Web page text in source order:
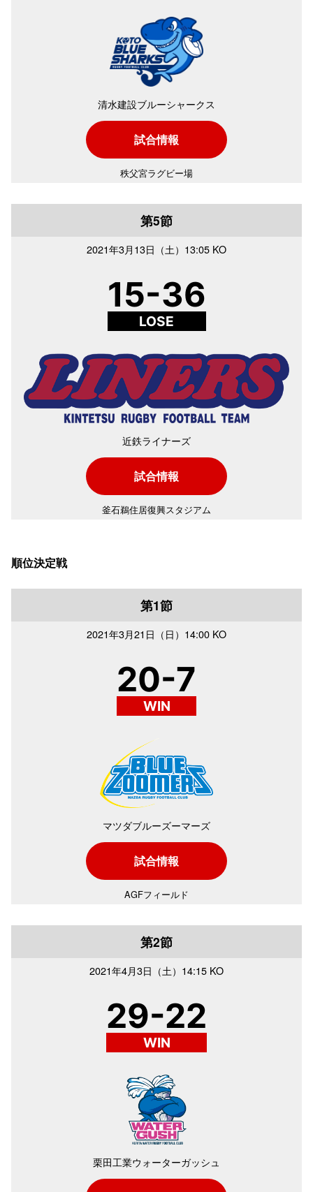
清水建設ブルーシャークス
試合情報
秩父宮ラグビー場
第5節
2021年3月13日（土） 13:05 KO
15-36
LOSE
近鉄ライナーズ
試合情報
釜石鵜住居復興スタジアム
順位決定戦
第1節
2021年3月21日（日） 14:00 KO
20-7
WIN
マツダブルーズーマーズ
試合情報
AGFフィールド
第2節
2021年4月3日（土） 14:15 KO
29-22
WIN
栗田工業ウォーターガッシュ